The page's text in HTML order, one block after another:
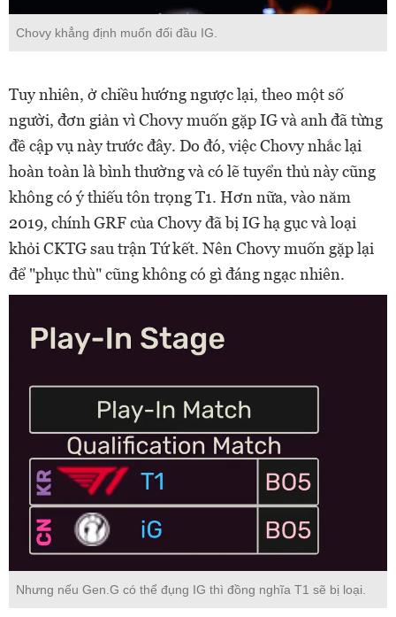
Chovy khẳng định muốn đối đầu IG.
Tuy nhiên, ở chiều hướng ngược lại, theo một số
người, đơn giản vì Chovy muốn gặp IG và anh đã từng
đề cập vụ này trước đây. Do đó, việc Chovy nhắc lại
hoàn toàn là bình thường và có lẽ tuyển thủ này cũng
không có ý thiếu tôn trọng T1. Hơn nữa, vào năm
2019, chính GRF của Chovy đã bị IG hạ gục và loại
khỏi CKTG sau trận Tứ kết. Nên Chovy muốn gặp lại
để "phục thù" cũng không có gì đáng ngạc nhiên.
Nhưng nếu Gen.G có thể đụng IG thì đồng nghĩa T1 sẽ bị loại.